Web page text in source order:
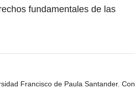
fundamentales de las
Francisco de Paula Santander. Con